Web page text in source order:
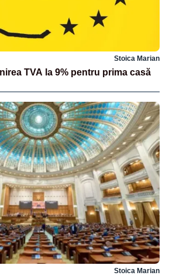
Stoica Marian
TVA la 9% pentru prima casă
Stoica Marian